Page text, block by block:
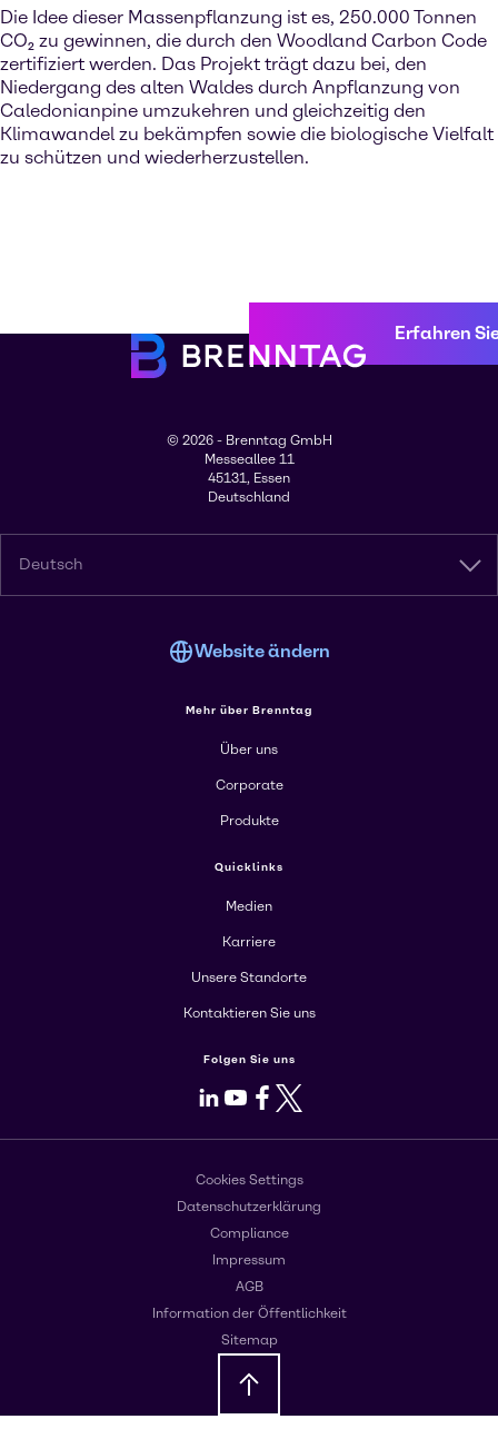
Die Idee dieser Massenpflanzung ist es, 250.000 Tonnen
CO₂ zu gewinnen, die durch den Woodland Carbon Code
zertifiziert werden. Das Projekt trägt dazu bei, den
Niedergang des alten Waldes durch Anpflanzung von
Caledonianpine umzukehren und gleichzeitig den
Klimawandel zu bekämpfen sowie die biologische Vielfalt
zu schützen und wiederherzustellen.
Erfahren
© 2026 - Brenntag GmbH
Messeallee 11
45131, Essen
Deutschland
Deutsch
Website ändern
Mehr über Brenntag
Über uns
Corporate
Produkte
Quicklinks
Medien
Karriere
Unsere Standorte
Kontaktieren Sie uns
Folgen Sie uns
LinkedIn
Youtube
Facebook
X
Cookies Settings
Datenschutzerklärung
Compliance
Impressum
AGB
Information der Öffentlichkeit
Sitemap